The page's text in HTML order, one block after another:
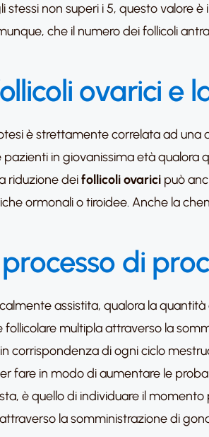
stessi non superi i 5, questo valore
che il numero dei follicoli
ovarici e
è strettamente correlata ad
in giovanissima età qualora
riduzione deifollicoli ovarici può
ormonali o tiroidee. Anche la
di
assistita, qualora la quantità
multipla attraverso la
corrispondenza di ogni ciclo
fare in modo di aumentare le
è quello di individuare il
la somministrazione di